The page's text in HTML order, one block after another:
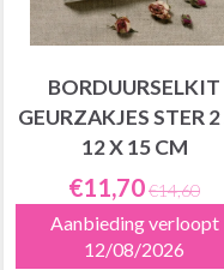
BORDUURSELKIT
GEURZAKJES STER 2
12 X 15 CM
€11,70€14,60
Aanbieding verloopt
12/08/2026